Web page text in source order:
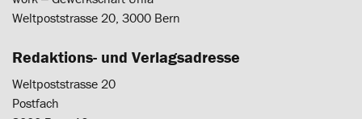
Weltpoststrasse 20, 3000 Bern
Redaktions- und Verlagsadresse
Weltpoststrasse 20
Postfach